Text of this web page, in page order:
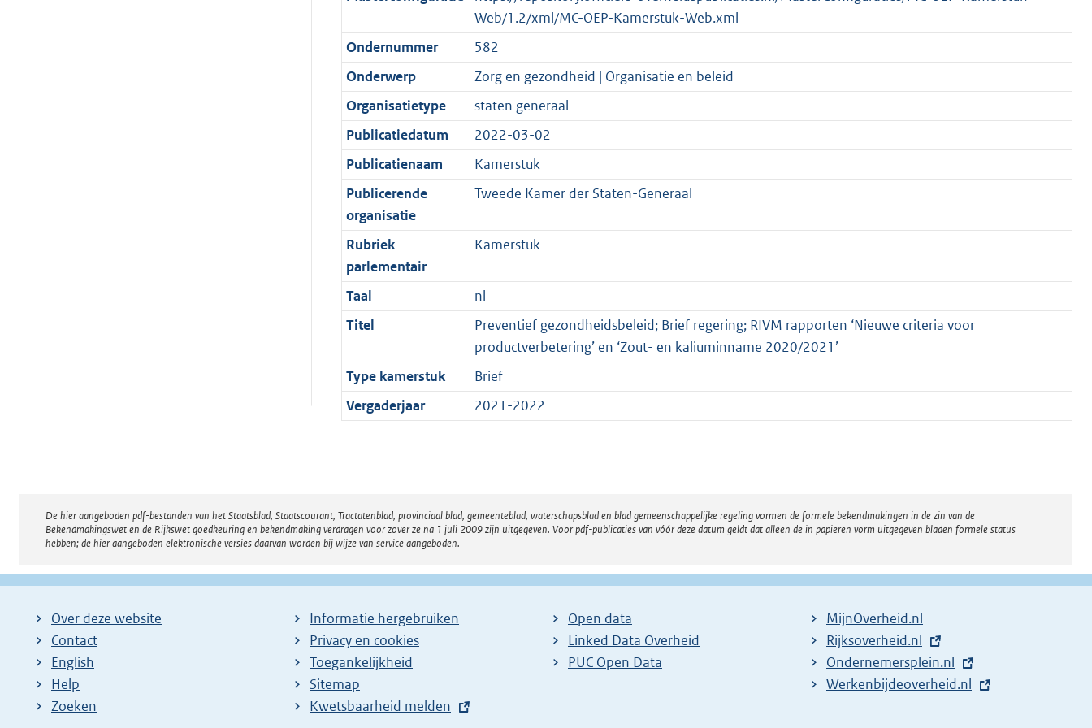
Web/1.2/xml/MC-OEP-Kamerstuk-Web.xml
Ondernummer
582
Onderwerp
Zorg en gezondheid | Organisatie en beleid
Organisatietype
staten generaal
Publicatiedatum
2022-03-02
Publicatienaam
Kamerstuk
Publicerende
organisatie
Tweede Kamer der Staten-Generaal
Rubriek
parlementair
Kamerstuk
Taal
nl
Titel
Preventief gezondheidsbeleid; Brief regering; RIVM rapporten ‘Nieuwe criteria voor
productverbetering’ en ‘Zout- en kaliuminname 2020/2021’
Type kamerstuk
Brief
Vergaderjaar
2021-2022
Disclaimer
De hier aangeboden pdf-bestanden van het Staatsblad, Staatscourant, Tractatenblad, provinciaal blad, gemeenteblad, waterschapsblad en blad gemeenschappelijke regeling vormen de formele bekendmakingen in de zin van de
Bekendmakingswet en de Rijkswet goedkeuring en bekendmaking verdragen voor zover ze na 1 juli 2009 zijn uitgegeven. Voor pdf-publicaties van vóór deze datum geldt dat alleen de in papieren vorm uitgegeven bladen formele status
hebben; de hier aangeboden elektronische versies daarvan worden bij wijze van service aangeboden.
Over deze website
Contact
English
Help
Zoeken
Informatie hergebruiken
Privacy en cookies
Toegankelijkheid
Sitemap
E
Kwetsbaarheid melden
Open data
Linked Data Overheid
PUC Open Data
MijnOverheid.nl
E
x
t
Rijksoverheid.nl
E
x
Ondernemersplein.nl
E
Werkenbijdeoverheid.nl